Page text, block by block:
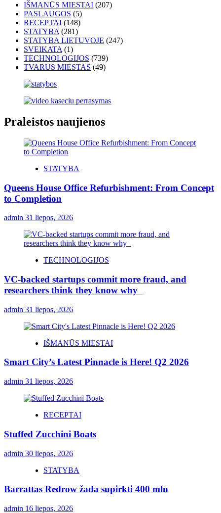
IŠMANŪS MIESTAI (207)
PASLAUGOS (5)
RECEPTAI (148)
STATYBA (281)
STATYBA LIETUVOJE (247)
SVEIKATA (1)
TECHNOLOGIJOS (739)
TVARUS MIESTAS (49)
Praleistos naujienos
STATYBA
Queens House Office Refurbishment: From Concept
to Completion
admin 31 liepos, 2026
TECHNOLOGIJOS
VC-backed startups commit more fraud, and
researchers think they know why
admin 31 liepos, 2026
IŠMANŪS MIESTAI
Smart City’s Latest Pinnacle is Here! Q2 2026
admin 31 liepos, 2026
RECEPTAI
Stuffed Zucchini Boats
admin 30 liepos, 2026
STATYBA
Barrattas Redrow žada supirkti 400 mln
admin 16 liepos, 2026